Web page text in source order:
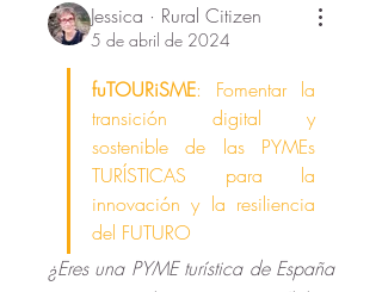
Jessica · Rural Citizen
5 de abril de 2024
fuTOURiSME: Fomentar la
transición digital y
sostenible de las PYMEs
TURÍSTICAS para la
innovación y la resiliencia
del FUTURO
¿Eres una PYME turística de España